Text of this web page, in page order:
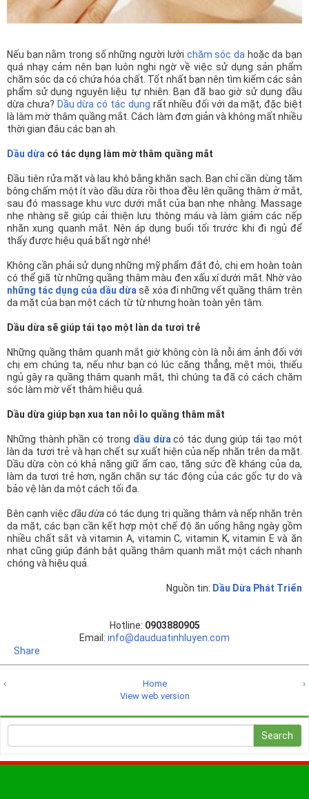
Nếu bạn nằm trong số những người lười chăm sóc dahoặc da bạn
quá nhạy cảm nên bạn luôn nghi ngờ về việc sử dụng sản phẩm
chăm sóc da có chứa hóa chất. Tốt nhất bạn nên tìm kiếm các sản
phẩm sử dụng nguyên liệu tự nhiên. Bạn đã bao giờ sử dụng dầu
dừa chưa? Dầu dừa có tác dụng rất nhiều đối với da mặt, đặc biệt
là làm mờ thâm quầng mắt. Cách làm đơn giản và không mất nhiều
thời gian đâu các bạn ah.
Dầu dừa có tác dụng làm mờ thâm quầng mắt
Đầu tiên rửa mặt và lau khô bằng khăn sạch. Bạn chỉ cần dùng tăm
bông chấm một ít vào dầu dừa rồi thoa đều lên quầng thâm ở mắt,
sau đó massage khu vực dưới mắt của bạn nhẹ nhàng. Massage
nhẹ nhàng sẽ giúp cải thiện lưu thông máu và làm giảm các nếp
nhăn xung quanh mắt. Nên áp dụng buổi tối trước khi đi ngủ để
thấy được hiệu quả bất ngờ nhé!
Không cần phải sử dụng những mỹ phẩm đắt đỏ, chị em hoàn toàn
có thể giã từ những quầng thâm màu đen xấu xí dưới mắt. Nhờ vào
những tác dụng của dầu dừasẽ xóa đi những vết quầng thâm trên
da mặt của bạn một cách từ từ nhưng hoàn toàn yên tâm.
Dầu dừa sẽ giúp tái tạo một làn da tươi trẻ
Những quầng thâm quanh mắt giờ không còn là nỗi ám ảnh đối với
chị em chúng ta, nếu như bạn có lúc căng thẳng, mệt mỏi, thiếu
ngủ gây ra quầng thâm quanh mắt, thì chúng ta đã có cách chăm
sóc làm mờ vết thâm hiệu quả.
Dầu dừa giúp bạn xua tan nỗi lo quầng thâm mắt
Những thành phần có trong dầu dừacó tác dụng giúp tái tạo một
làn da tươi trẻ và hạn chết sự xuất hiện của nếp nhăn trên da mặt.
Dầu dừa còn có khả năng giữ ẩm cao, tăng sức đề kháng của da,
làm da tươi trẻ hơn, ngăn chặn sự tác động của các gốc tự do và
bảo vệ làn da một cách tối đa.
Bên cạnh việc dầu dừacó tác dụng trị quầng thâm và nếp nhăn trên
da mặt, các bạn cần kết hợp một chế độ ăn uống hằng ngày gồm
nhiều chất sắt và vitamin A, vitamin C, vitamin K, vitamin E và ăn
nhạt cũng giúp đánh bật quầng thâm quanh mắt một cách nhanh
chóng và hiệu quả.
Nguồn tin: Dầu Dừa Phát Triển
Hotline: 0903880905
Email: info@dauduatinhluyen.com
Share
‹ ›
Home
View web version